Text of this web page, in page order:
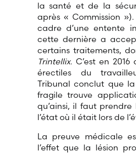
la santé et de la
après « Commission
cadre d’une entente
cette dernière a
certains traitements,
Trintellix. C’est en
érectiles du
Tribunal conclut que
fragile trouve
qu’ainsi, il faut
l’état où il était lors de
La preuve médicale
l’effet que la lésion